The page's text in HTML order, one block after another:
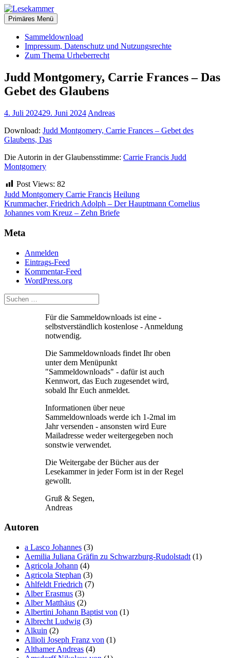
Zum
Inhalt
springen
Lesekammer
christliche Bücher zum kostenlosen Download
Primäres Menü
Sammeldownload
Impressum, Datenschutz und Nutzungsrechte
Zum Thema Urheberrecht
Judd Montgomery, Carrie Frances – Das
Gebet des Glaubens
4. Juli 202429. Juni 2024 Andreas
Download: Judd Montgomery, Carrie Frances – Gebet des
Glaubens, Das
Die Autorin in der Glaubensstimme: Carrie Francis Judd
Montgomery
Post Views: 82
Judd Montgomery Carrie Francis Heilung
Beitragsnavigation
Krummacher, Friedrich Adolph – Der Hauptmann Cornelius
Johannes vom Kreuz – Zehn Briefe
Meta
Anmelden
Eintrags-Feed
Kommentar-Feed
WordPress.org
Für die Sammeldownloads ist eine -
selbstverständlich kostenlose - Anmeldung
notwendig.
Die Sammeldownloads findet Ihr oben
unter dem Menüpunkt
"Sammeldownloads" - dafür ist auch
Kennwort, das Euch zugesendet wird,
sobald Ihr Euch anmeldet.
Informationen über neue
Sammeldownloads werde ich 1-2mal im
Jahr versenden - ansonsten wird Eure
Mailadresse weder weitergegeben noch
sonstwie verwendet.
Die Weitergabe der Bücher aus der
Lesekammer in jeder Form ist in der Regel
gewollt.
Gruß & Segen,
Andreas
Autoren
a Lasco Johannes (3)
Aemilia Juliana Gräfin zu Schwarzburg-Rudolstadt (1)
Agricola Johann (4)
Agricola Stephan (3)
Ahlfeldt Friedrich (7)
Alber Erasmus (3)
Alber Matthäus (2)
Albertini Johann Baptist von (1)
Albrecht Ludwig (3)
Alkuin (2)
Allioli Joseph Franz von (1)
Althamer Andreas (4)